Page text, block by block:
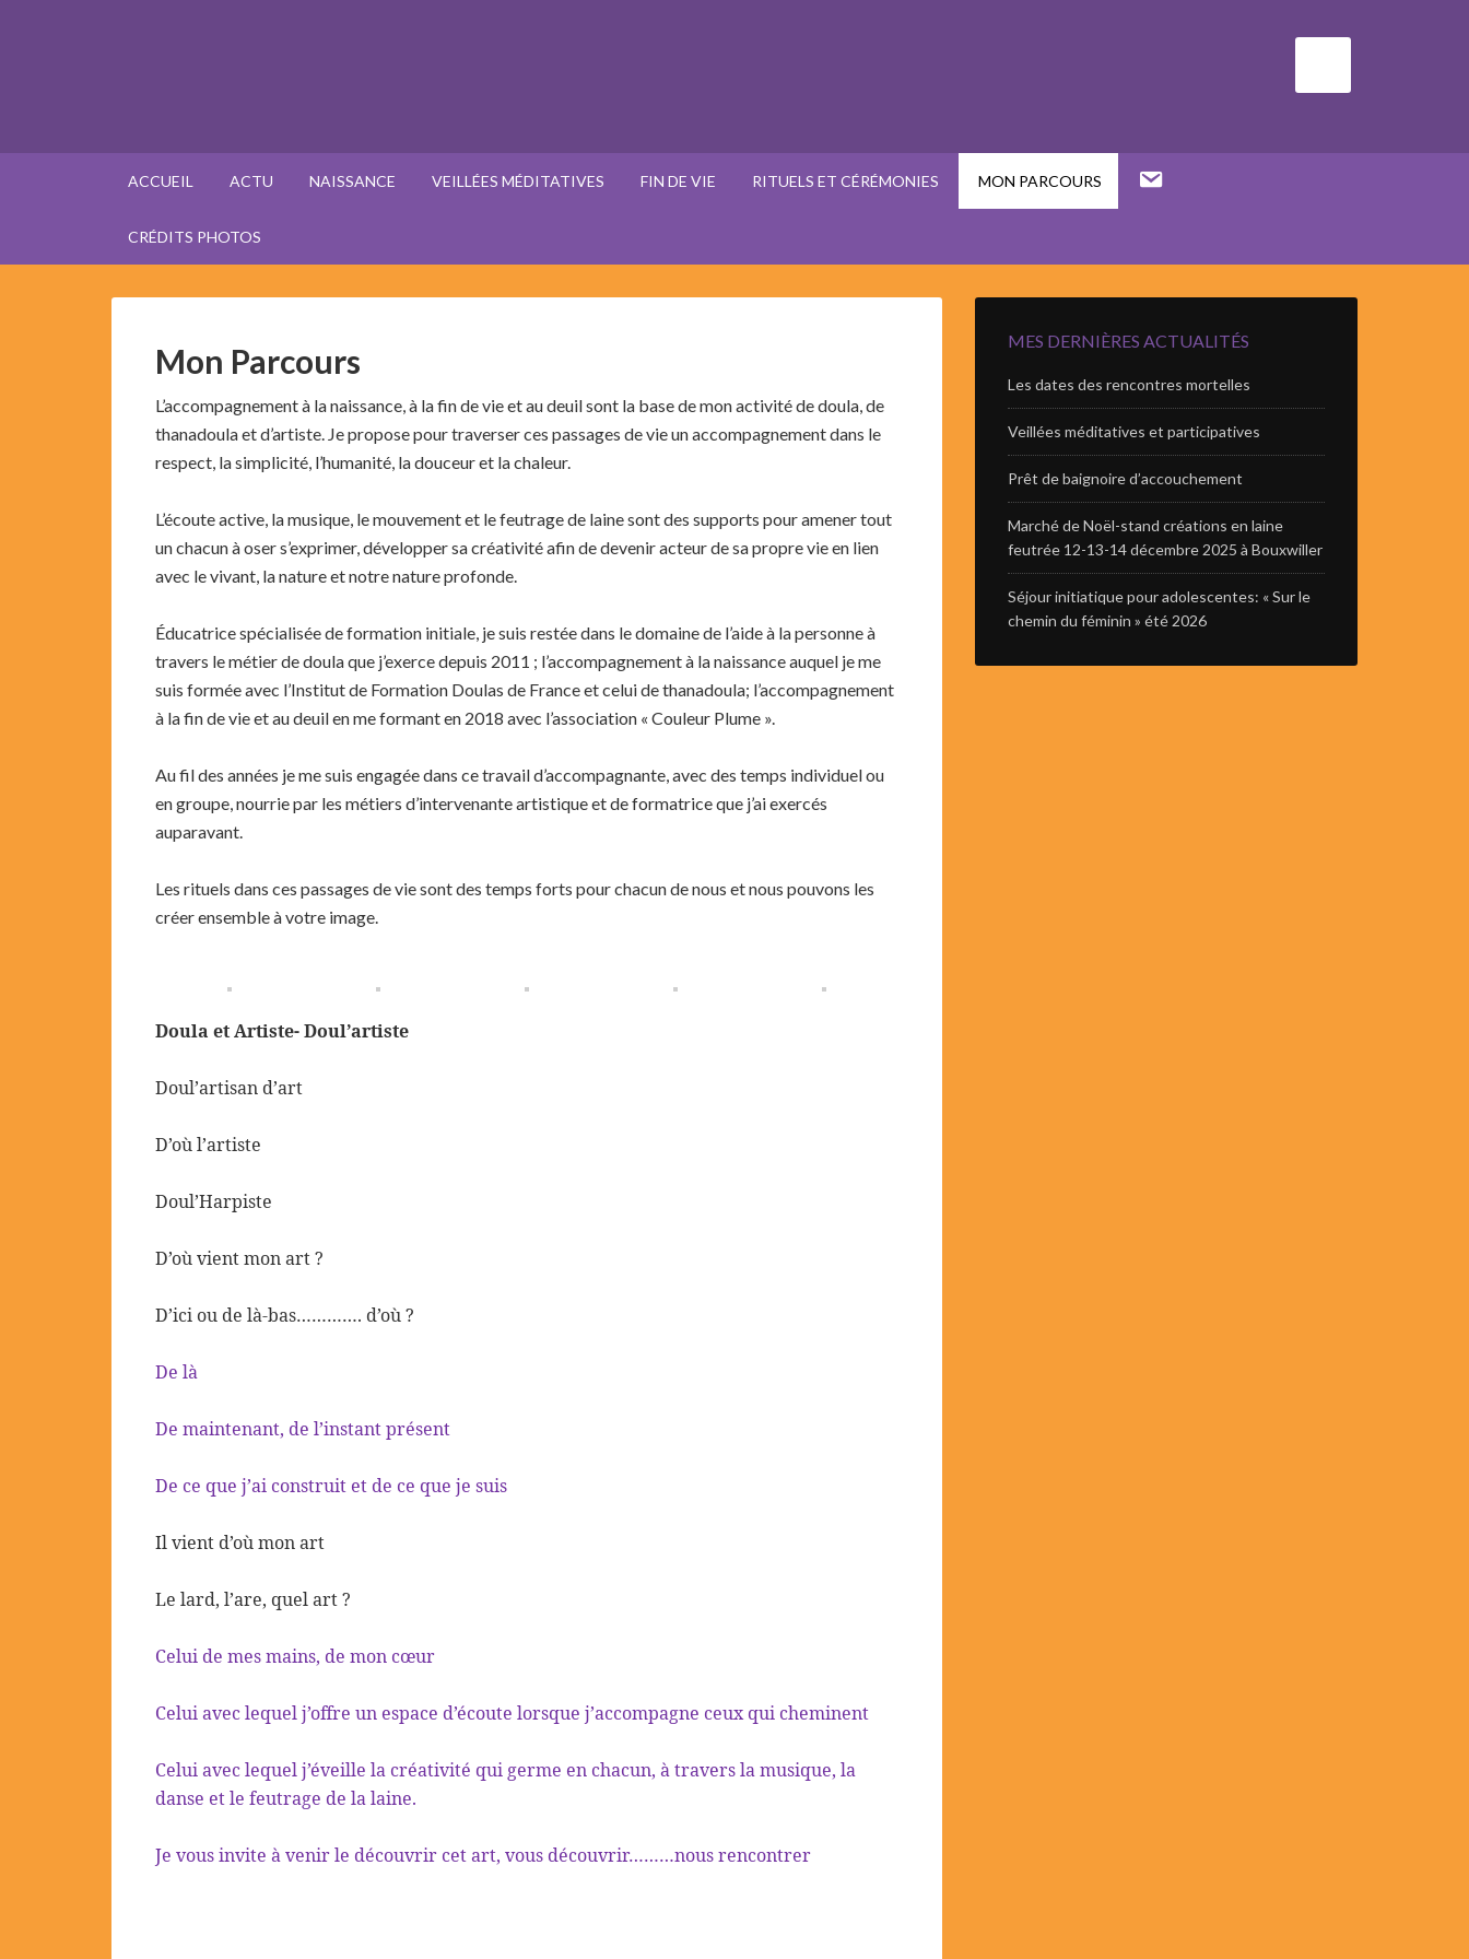
ACCUEIL ACTU NAISSANCE VEILLÉES MÉDITATIVES FIN DE VIE RITUELS ET CÉRÉMONIES MON PARCOURS
CRÉDITS PHOTOS
Mon Parcours
L’accompagnement à la naissance, à la fin de vie et au deuil sont la base de mon activité de doula, de
thanadoula et d’artiste. Je propose pour traverser ces passages de vie un accompagnement dans le
respect, la simplicité, l’humanité, la douceur et la chaleur.
L’écoute active, la musique, le mouvement et le feutrage de laine sont des supports pour amener tout
un chacun à oser s’exprimer, développer sa créativité afin de devenir acteur de sa propre vie en lien
avec le vivant, la nature et notre nature profonde.
Éducatrice spécialisée de formation initiale, je suis restée dans le domaine de l’aide à la personne à
travers le métier de doula que j’exerce depuis 2011 ; l’accompagnement à la naissance auquel je me
suis formée avec l’Institut de Formation Doulas de France et celui de thanadoula; l’accompagnement
à la fin de vie et au deuil en me formant en 2018 avec l’association « Couleur Plume ».
Au fil des années je me suis engagée dans ce travail d’accompagnante, avec des temps individuel ou
en groupe, nourrie par les métiers d’intervenante artistique et de formatrice que j’ai exercés
auparavant.
Les rituels dans ces passages de vie sont des temps forts pour chacun de nous et nous pouvons les
créer ensemble à votre image.
Doula et Artiste- Doul’artiste
Doul’artisan d’art
D’où l’artiste
Doul’Harpiste
D’où vient mon art ?
D’ici ou de là-bas…………. d’où ?
De là
De maintenant, de l’instant présent
De ce que j’ai construit et de ce que je suis
Il vient d’où mon art
Le lard, l’are, quel art ?
Celui de mes mains, de mon cœur
Celui avec lequel j’offre un espace d’écoute lorsque j’accompagne ceux qui cheminent
Celui avec lequel j’éveille la créativité qui germe en chacun, à travers la musique, la
danse et le feutrage de la laine.
Je vous invite à venir le découvrir cet art, vous découvrir………nous rencontrer
MES DERNIÈRES ACTUALITÉS
Les dates des rencontres mortelles
Veillées méditatives et participatives
Prêt de baignoire d’accouchement
Marché de Noël-stand créations en laine
feutrée 12-13-14 décembre 2025 à Bouxwiller
Séjour initiatique pour adolescentes: « Sur le
chemin du féminin » été 2026